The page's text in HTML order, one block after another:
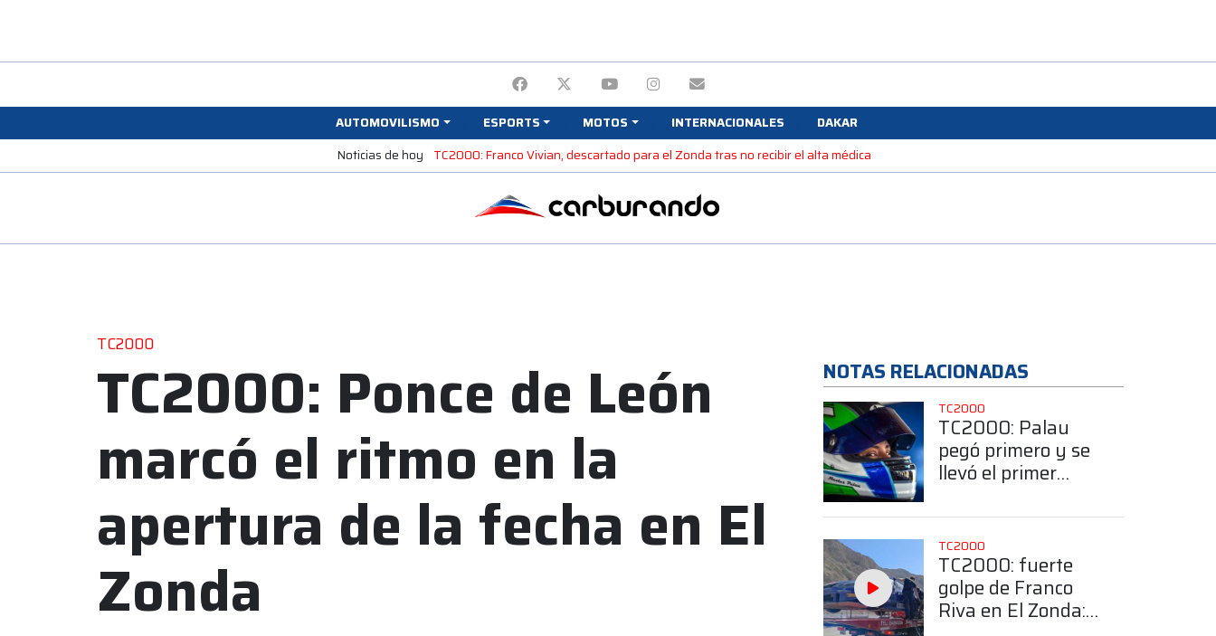
AUTOMOVILISMO ESPORTS MOTOS INTERNACIONALES
DAKAR
Noticias de hoy
TC2000: Franco Vivian, descartado para el Zonda tras no recibir el alta médica
TC2000
TC2000: Ponce de León
marcó el ritmo en la
apertura de la fecha en El
Zonda
NOTAS RELACIONADAS
TC2000
TC2000: Palau
pegó primero y se
llevó el primer
El Zonda
TC2000
TC2000: fuerte
golpe de Franco
Riva en El Zonda: